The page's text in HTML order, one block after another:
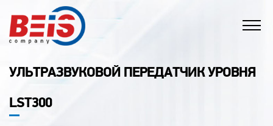
УЛЬТРАЗВУКОВОЙ ПЕРЕДАТЧИК УРОВНЯ
LST300